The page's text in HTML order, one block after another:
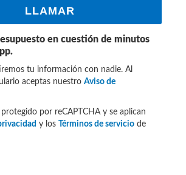
LLAMAR
en cuestión de minutos
tu información con nadie. Al
aceptas nuestro Aviso de
por reCAPTCHA y se aplican
y los Términos de servicio de